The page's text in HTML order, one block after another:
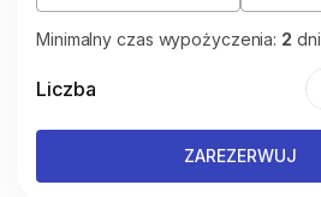
Minimalny czas wypożyczenia: 2 dni
Liczba
ZAREZERWUJ